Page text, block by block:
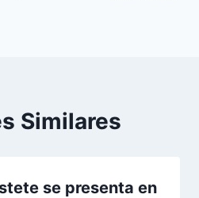
Similares
se presenta en